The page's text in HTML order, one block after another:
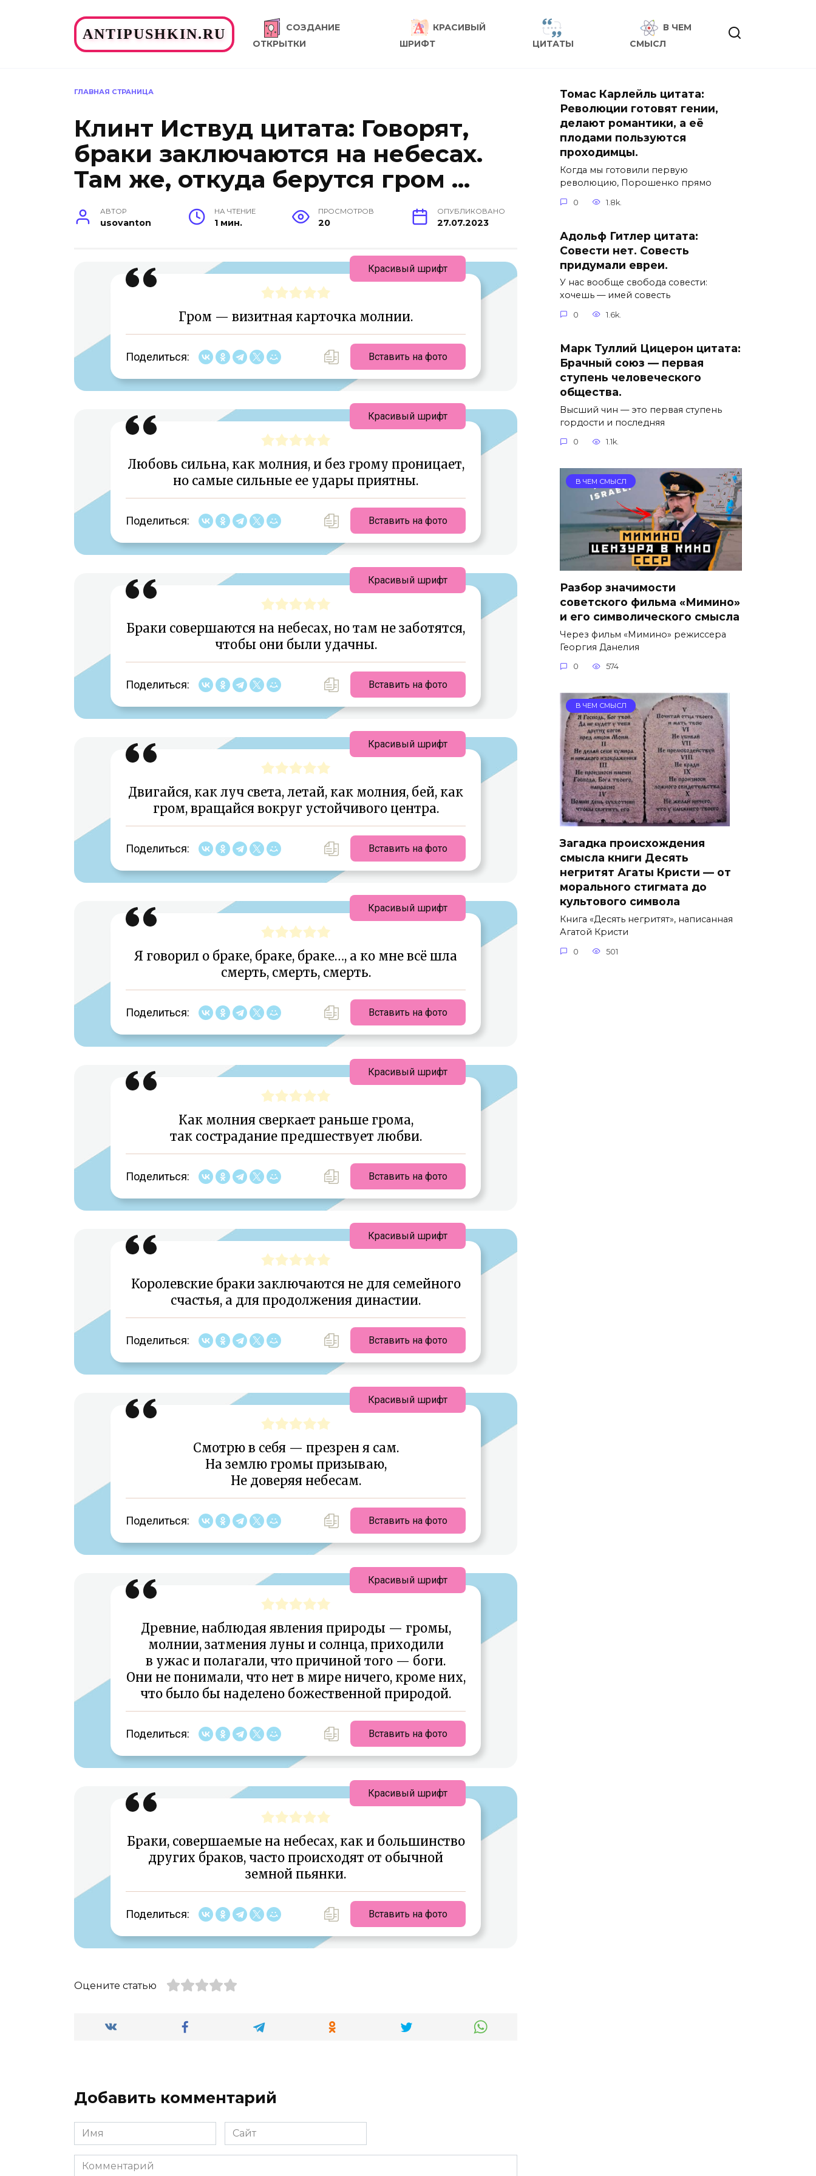
ANTIPUSHKIN.RU
СОЗДАНИЕ
ОТКРЫТКИ
КРАСИВЫЙ
ШРИФТ
ЦИТАТЫ
В ЧЕМ
СМЫСЛ
ГЛАВНАЯ СТРАНИЦА
Клинт Иствуд цитата: Говорят,
браки заключаются на небесах.
Там же, откуда берутся гром …
АВТОР
usovanton
НА ЧТЕНИЕ
1 мин.
ПРОСМОТРОВ
20
ОПУБЛИКОВАНО
27.07.2023
Гром — визитная карточка молнии.
Поделиться: Вставить на фото
Красивый шрифт
Любовь сильна, как молния, и без грому проницает,
но самые сильные ее удары приятны.
Поделиться: Вставить на фото
Красивый шрифт
Браки совершаются на небесах, но там не заботятся,
чтобы они были удачны.
Поделиться: Вставить на фото
Красивый шрифт
Двигайся, как луч света, летай, как молния, бей, как
гром, вращайся вокруг устойчивого центра.
Поделиться: Вставить на фото
Красивый шрифт
Я говорил о браке, браке, браке…, а ко мне всё шла
смерть, смерть, смерть.
Поделиться: Вставить на фото
Красивый шрифт
Как молния сверкает раньше грома,
так сострадание предшествует любви.
Поделиться: Вставить на фото
Красивый шрифт
Королевские браки заключаются не для семейного
счастья, а для продолжения династии.
Поделиться: Вставить на фото
Красивый шрифт
Смотрю в себя — презрен я сам.
На землю громы призываю,
Не доверяя небесам.
Поделиться: Вставить на фото
Красивый шрифт
Древние, наблюдая явления природы — громы,
молнии, затмения луны и солнца, приходили
в ужас и полагали, что причиной того — боги.
Они не понимали, что нет в мире ничего, кроме них,
что было бы наделено божественной природой.
Поделиться: Вставить на фото
Красивый шрифт
Браки, совершаемые на небесах, как и большинство
других браков, часто происходят от обычной
земной пьянки.
Поделиться: Вставить на фото
Красивый шрифт
Оцените статью
Добавить комментарий
Имя
*
Сайт
Комментарий
Томас Карлейль цитата:
Революции готовят гении,
делают романтики, а её
плодами пользуются
проходимцы.
Когда мы готовили первую
революцию, Порошенко прямо
0 1.8k.
Адольф Гитлер цитата:
Совести нет. Совесть
придумали евреи.
У нас вообще свобода совести:
хочешь — имей совесть
0 1.6k.
Марк Туллий Цицерон цитата:
Брачный союз — первая
ступень человеческого
общества.
Высший чин — это первая ступень
гордости и последняя
0 1.1k.
В ЧЕМ СМЫСЛ
Разбор значимости
советского фильма «Мимино»
и его символического смысла
Через фильм «Мимино» режиссера
Георгия Данелия
0 574
В ЧЕМ СМЫСЛ
Загадка происхождения
смысла книги Десять
негритят Агаты Кристи — от
морального стигмата до
культового символа
Книга «Десять негритят», написанная
Агатой Кристи
0 501